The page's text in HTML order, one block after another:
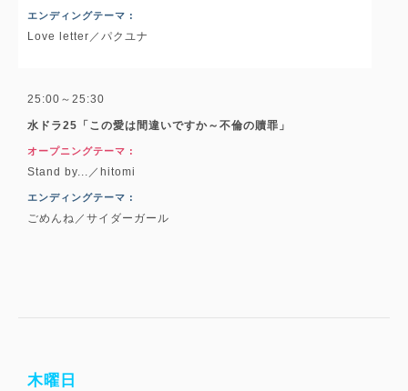
エンディングテーマ :
Love letter／パクユナ
25:00～25:30
水ドラ25「この愛は間違いですか～不倫の贖罪」
オープニングテーマ :
Stand by...／hitomi
エンディングテーマ :
ごめんね／サイダーガール
木曜日